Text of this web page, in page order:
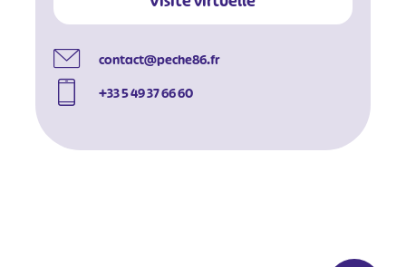
contact@peche86.fr
+33 5 49 37 66 60